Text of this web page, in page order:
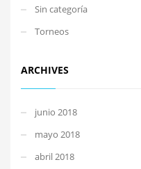
Sin categoría
Torneos
ARCHIVES
junio 2018
mayo 2018
abril 2018